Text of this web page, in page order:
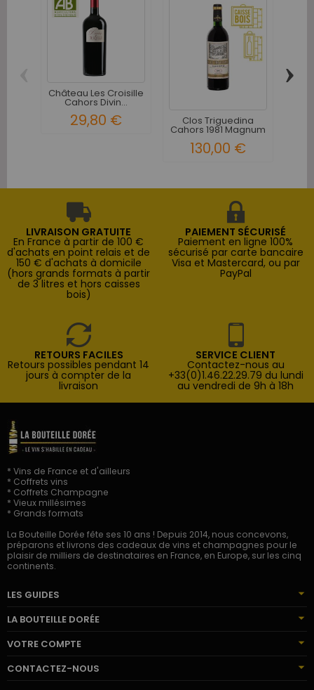
Château Les Croisille
Cahors Divin...
29,80 € Clos Triguedina
Cahors 1981 Magnum
130,00 €
›
LIVRAISON GRATUITE
En France à partir de 100 €
d'achats en point relais et de
150 € d'achats à domicile
(hors grands formats à partir
de 3 litres et hors caisses
bois)
PAIEMENT SÉCURISÉ
Paiement en ligne 100%
sécurisé par carte bancaire
Visa et Mastercard, ou par
PayPal
RETOURS FACILES
Retours possibles pendant 14
jours à compter de la
livraison
SERVICE CLIENT
Contactez-nous au
+33(0)1.46.22.29.79 du lundi
au vendredi de 9h à 18h
* Vins de France et d'ailleurs
* Coffrets vins
* Coffrets Champagne
* Vieux millésimes
* Grands formats
La Bouteille Dorée fête ses 10 ans ! Depuis 2014, nous concevons,
préparons et livrons des cadeaux de vins et champagnes pour le
plaisir de milliers de destinataires en France, en Europe, sur les cinq
continents.
LES GUIDES
LA BOUTEILLE DORÉE
VOTRE COMPTE
CONTACTEZ-NOUS